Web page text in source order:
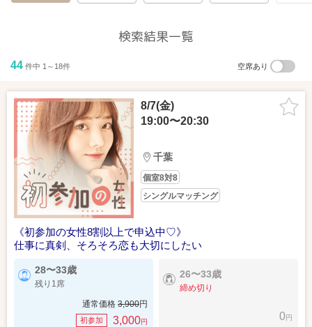
検索結果一覧
44 件中 1～18件 空席あり
8/7(金)
19:00〜20:30
千葉
個室8対8
シングルマッチング
《初参加の女性8割以上で申込中♡》
仕事に真剣、そろそろ恋も大切にしたい
28〜33歳
残り1席
通常価格 3,900円
初参加 3,000円
26〜33歳
締め切り
0円